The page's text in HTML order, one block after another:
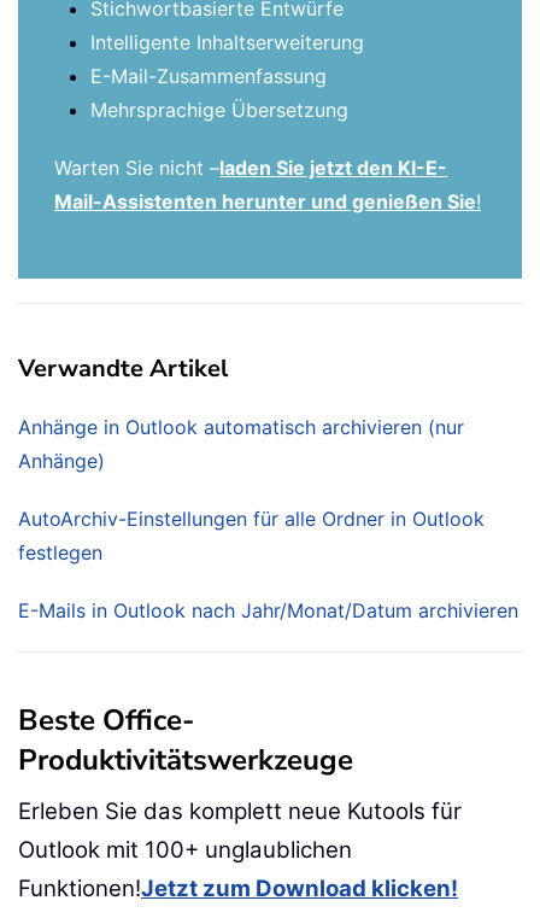
Stichwortbasierte Entwürfe
Intelligente Inhaltserweiterung
E-Mail-Zusammenfassung
Mehrsprachige Übersetzung
Warten Sie nicht –laden Sie jetzt den KI-E-
Mail-Assistenten herunter und genießen Sie!
Verwandte Artikel
Anhänge in Outlook automatisch archivieren (nur
Anhänge)
AutoArchiv-Einstellungen für alle Ordner in Outlook
festlegen
E-Mails in Outlook nach Jahr/Monat/Datum archivieren
Beste Office-
Produktivitätswerkzeuge
Erleben Sie das komplett neue Kutools für
Outlook mit 100+ unglaublichen
Funktionen!Jetzt zum Download klicken!